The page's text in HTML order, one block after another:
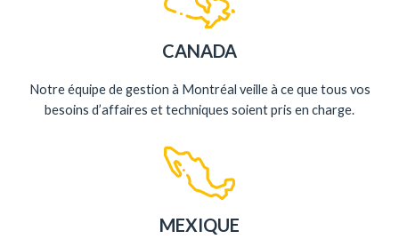
CANADA
Notre équipe de gestion à Montréal veille à ce que tous vos
besoins d’affaires et techniques soient pris en charge.
MEXIQUE